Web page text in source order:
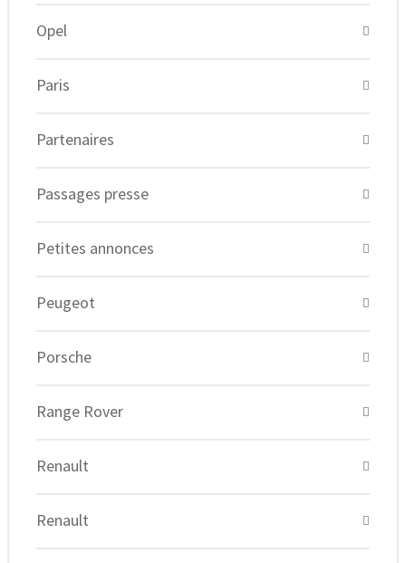
Opel
Paris
Partenaires
Passages presse
Petites annonces
Peugeot
Porsche
Range Rover
Renault
Renault